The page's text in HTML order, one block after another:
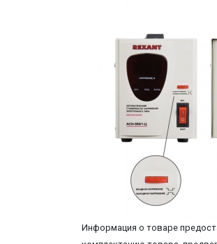
Информация о товаре